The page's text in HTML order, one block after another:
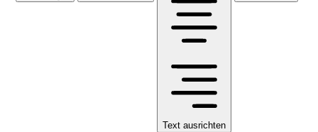
Text ausrichten